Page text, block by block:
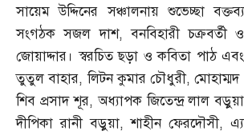
সায়েম উদ্দিনের সঞ্চালনায় শুভেচ্ছা
সংগঠক সজল দাশ,বনবিহারী
জোয়াদ্দার। স্বরচিত ছড়া ও কবিতা পাঠ
তুতুল বাহার,লিটন কুমার চৌধুরী,মোহাম্মদ
শিব প্রসাদ শূর,অধ্যাপক জিতেন্দ্র লাল বড়ুয়া
দীপিকা রানী বড়ুয়া,শাহীন ফেরদৌসী,